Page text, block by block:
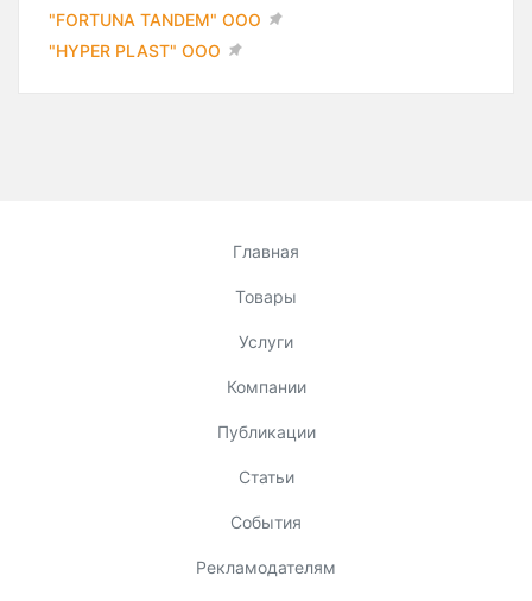
"FORTUNA TANDEM" ООО
"HYPER PLAST" ООО
Главная
Товары
Услуги
Компании
Публикации
Статьи
События
Рекламодателям